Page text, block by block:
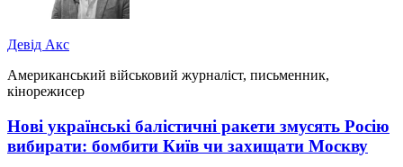
Девід Акс
Американський військовий журналіст, письменник,
кінорежисер
Нові українські балістичні ракети змусять Росію
вибирати: бомбити Київ чи захищати Москву